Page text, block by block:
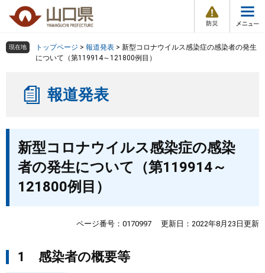
の
ー
情
報
メ
ュ
組織で探す
くらし・環境
健康・福祉
教育・文化・スポーツ
しごと・産業・観光
検索の仕方 組織で探す
現在地 トップページ > 報道発表 > 新型コロナウイルス感染症の感染者の発生
について（第119914～121800例目）
報道発表
新型コロナウイルス感染症の感染
者の発生について（第119914～
121800例目）
ページ番号：0170997 更新日：2022年8月23日更新
1 感染者の概要等